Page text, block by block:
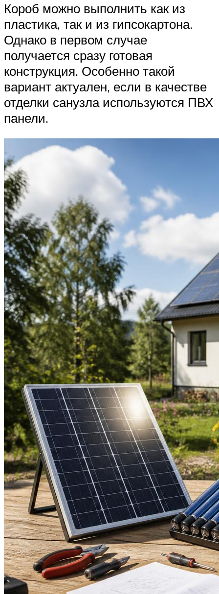
Короб можно выполнить как из
пластика, так и из гипсокартона.
Однако в первом случае
получается сразу готовая
конструкция. Особенно такой
вариант актуален, если в качестве
отделки санузла используются ПВХ
панели.